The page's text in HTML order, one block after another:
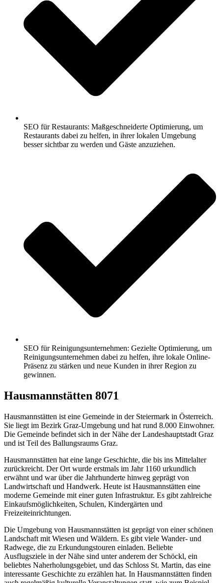
SEO für Restaurants: Maßgeschneiderte Optimierung, um
Restaurants dabei zu helfen, in ihrer lokalen Umgebung
besser sichtbar zu werden und Gäste anzuziehen.
SEO für Reinigungsunternehmen: Gezielte Optimierung, um
Reinigungsunternehmen dabei zu helfen, ihre lokale Online-
Präsenz zu stärken und neue Kunden in ihrer Region zu
gewinnen.
Hausmannstätten 8071
Hausmannstätten ist eine Gemeinde in der Steiermark in Österreich.
Sie liegt im Bezirk Graz-Umgebung und hat rund 8.000 Einwohner.
Die Gemeinde befindet sich in der Nähe der Landeshauptstadt Graz
und ist Teil des Ballungsraums Graz.
Hausmannstätten hat eine lange Geschichte, die bis ins Mittelalter
zurückreicht. Der Ort wurde erstmals im Jahr 1160 urkundlich
erwähnt und war über die Jahrhunderte hinweg geprägt von
Landwirtschaft und Handwerk. Heute ist Hausmannstätten eine
moderne Gemeinde mit einer guten Infrastruktur. Es gibt zahlreiche
Einkaufsmöglichkeiten, Schulen, Kindergärten und
Freizeiteinrichtungen.
Die Umgebung von Hausmannstätten ist geprägt von einer schönen
Landschaft mit Wiesen und Wäldern. Es gibt viele Wander- und
Radwege, die zu Erkundungstouren einladen. Beliebte
Ausflugsziele in der Nähe sind unter anderem der Schöckl, ein
beliebtes Naherholungsgebiet, und das Schloss St. Martin, das eine
interessante Geschichte zu erzählen hat. In Hausmannstätten finden